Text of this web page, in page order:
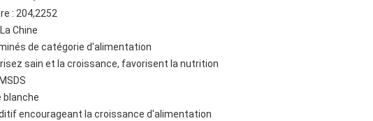
: 204,2252
Chine
de catégorie d'alimentation
sain et la croissance, favorisent la nutrition
blanche
encourageant la croissance d'alimentation